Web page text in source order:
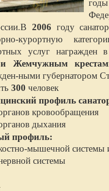
2006 году
курортную
услуг
Жемчужным
ными губернатором
300 человек
профиль
кровообращения
дыхания
профиль:
мышечной системы
системы